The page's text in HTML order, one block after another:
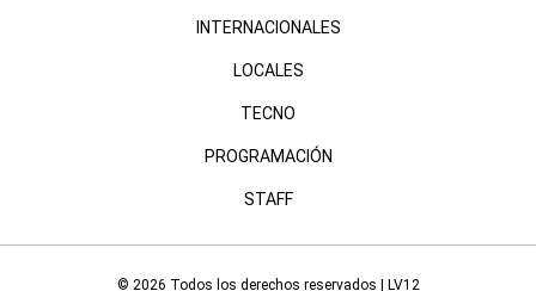
INTERNACIONALES
LOCALES
TECNO
PROGRAMACIÓN
STAFF
© 2026 Todos los derechos reservados | LV12